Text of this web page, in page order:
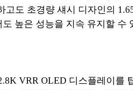
도 초경량 섀시 디자인의
도 높은 성능을 지속 유지할 수
VRR OLED 디스플레이를